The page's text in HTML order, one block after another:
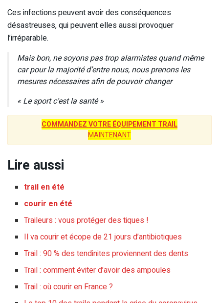
Ces infections peuvent avoir des conséquences
désastreuses, qui peuvent elles aussi provoquer
l’irréparable.
Mais bon, ne soyons pas trop alarmistes quand même
car pour la majorité d’entre nous, nous prenons les
mesures nécessaires afin de pouvoir changer
« Le sport c’est la santé »
COMMANDEZ VOTRE ÉQUIPEMENT TRAIL
MAINTENANT
Lire aussi
trail en été
courir en été
Traileurs : vous protéger des tiques !
Il va courir et écope de 21 jours d’antibiotiques
Trail : 90 % des tendinites proviennent des dents
Trail : comment éviter d’avoir des ampoules
Trail : où courir en France ?